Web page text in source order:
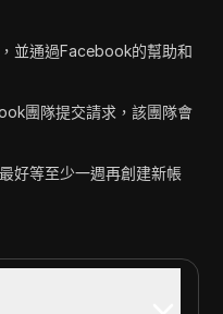
並通過Facebook的幫助和
團隊提交請求，該團隊會
好等至少一週再創建新帳